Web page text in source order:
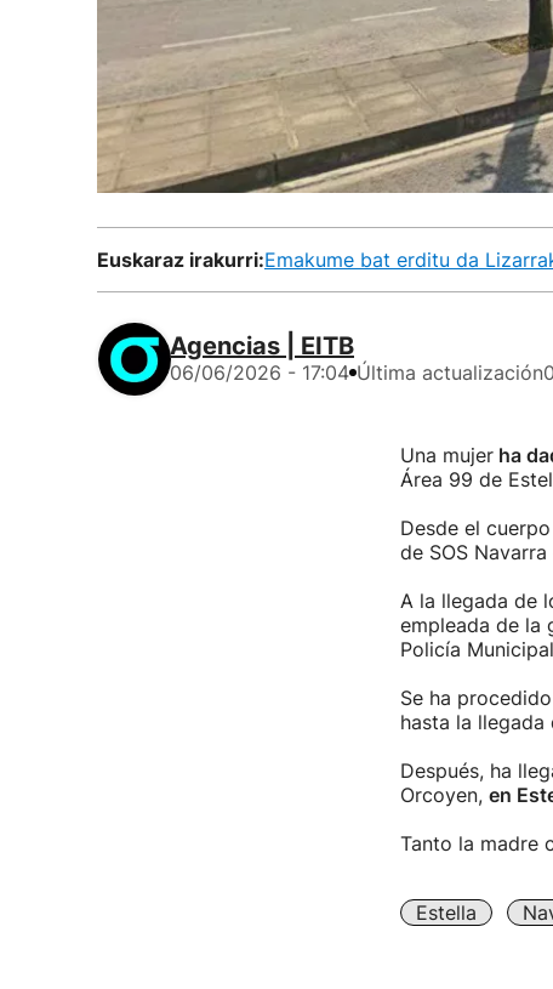
Euskaraz irakurri:Emakume bat erditu da
Agencias | EITB
06/06/2026 - 17:04 Última actualización
Una mujerha
Área 99 de
Desde el
de SOS
A la llegada de
empleada de la
Policía
Se ha
hasta la llegada
Después, ha
Orcoyen, en
Tanto la madre
Estella